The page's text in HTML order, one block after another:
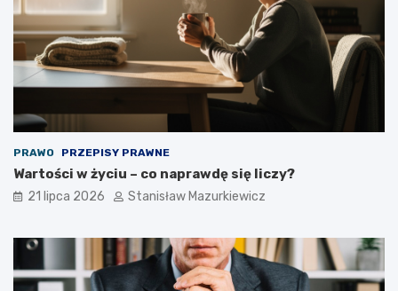
PRAWO PRZEPISY PRAWNE
Wartości w życiu – co naprawdę się liczy?
21 lipca 2026 Stanisław Mazurkiewicz